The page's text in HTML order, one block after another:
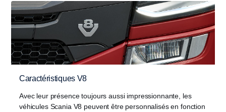
Caractéristiques V8
Avec leur présence toujours aussi impressionnante, les
véhicules Scania V8 peuvent être personnalisés en fonction